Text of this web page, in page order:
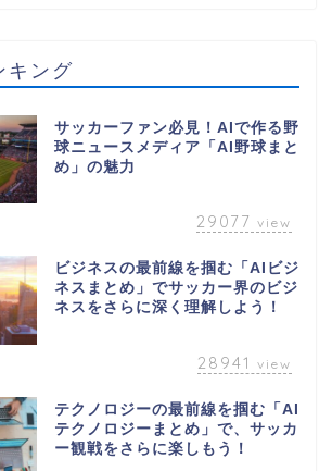
キング
サッカーファン必見！AIで作る野
球ニュースメディア「AI野球まと
め」の魅力
29077 view
ビジネスの最前線を掴む「AIビジ
ネスまとめ」でサッカー界のビジ
ネスをさらに深く理解しよう！
28941 view
テクノロジーの最前線を掴む「AI
テクノロジーまとめ」で、サッカ
ー観戦をさらに楽しもう！